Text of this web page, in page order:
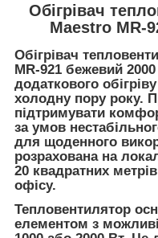
Обігрівач
Maestro MR-
Обігрівач
MR-921 бежевий
додаткового
холодну пору року.
підтримувати
за умов
для щоденного
розрахована на
20 квадратних
офісу.
Тепловентилятор
елементом з